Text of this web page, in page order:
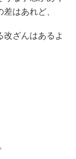
はあれど、
ざんはあるよ